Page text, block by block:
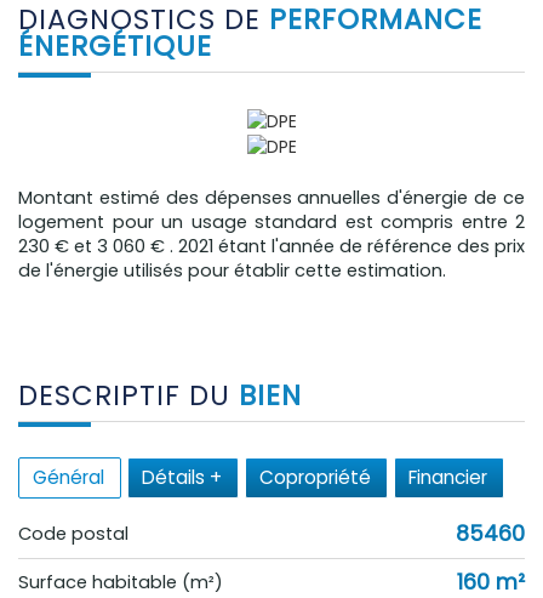
DIAGNOSTICS DE PERFORMANCE
ÉNERGÉTIQUE
Montant estimé des dépenses annuelles d'énergie de ce
logement pour un usage standard est compris entre 2
230 € et 3 060 € . 2021 étant l'année de référence des prix
de l'énergie utilisés pour établir cette estimation.
DESCRIPTIF DU BIEN
Général Détails + Copropriété Financier
Code postal 85460
Surface habitable (m²) 160 m²